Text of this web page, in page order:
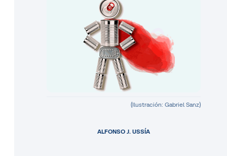
(Ilustración: Gabriel Sanz)
ALFONSO J. USSÍA